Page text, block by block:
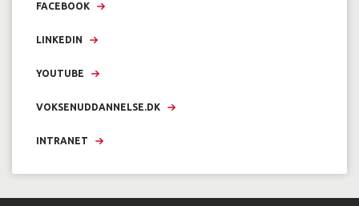
FACEBOOK
LINKEDIN
YOUTUBE
VOKSENUDDANNELSE.DK
INTRANET